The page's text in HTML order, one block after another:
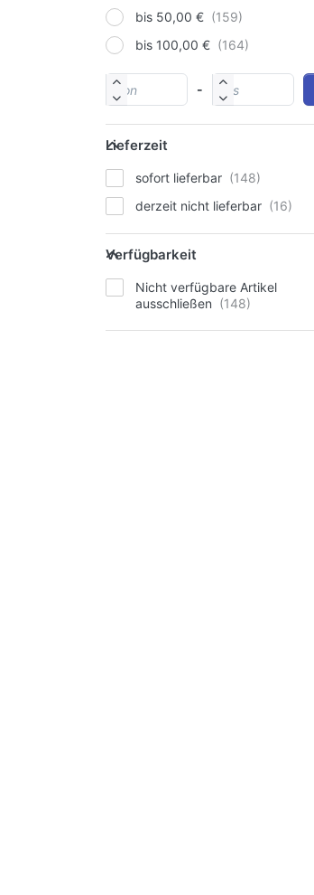
bis 50,00 €
bis 100,00 €
-
Lieferzeit
sofort lieferbar
derzeit nicht lieferbar
Verfügbarkeit
Nicht verfügbare Artikel
ausschließen